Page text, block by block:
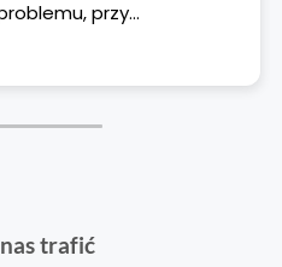
przy
obsługi
trafić